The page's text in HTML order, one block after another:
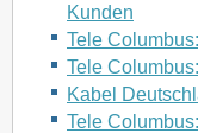
Kunden
Tele
Tele
Kabel
Tele